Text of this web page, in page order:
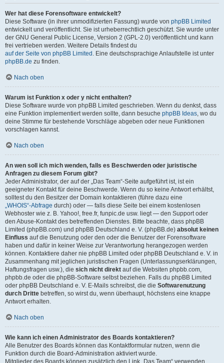
Wer hat diese Forensoftware entwickelt?
Diese Software (in ihrer unmodifizierten Fassung) wurde von phpBB Limited
entwickelt und veröffentlicht. Sie ist urheberrechtlich geschützt. Sie wurde unter
der GNU General Public License, Version 2 (GPL-2.0) veröffentlicht und kann
frei vertrieben werden. Weitere Details findest du
auf der Seite von phpBB Limited . Eine deutschsprachige Anlaufstelle ist unter
phpBB.de zu finden.
Nach oben
Warum ist Funktion x oder y nicht enthalten?
Diese Software wurde von phpBB Limited geschrieben. Wenn du denkst, dass
eine Funktion implementiert werden sollte, dann besuche phpBB Ideas, wo du
deine Stimme für bestehende Vorschläge abgeben oder neue Funktionen
vorschlagen kannst.
Nach oben
An wen soll ich mich wenden, falls es Beschwerden oder juristische
Anfragen zu diesem Forum gibt?
Jeder Administrator, der auf der „Das Team“-Seite aufgeführt ist, ist ein
geeigneter Kontakt für deine Beschwerde. Wenn du so keine Antwort erhältst,
solltest du den Besitzer der Domain kontaktieren (führe dazu eine
„WHOIS“-Abfrage durch) oder — falls diese Seite bei einem kostenlosen
Webhoster wie z. B. Yahoo!, free.fr, funpic.de usw. liegt — den Support oder
den Abuse-Kontakt des betreffenden Dienstes. Bitte beachte, dass phpBB
Limited (phpBB.com) und phpBB Deutschland e. V. (phpBB.de) absolut keinen
Einfluss auf die Benutzung oder den oder die Benutzer der Forensoftware
haben und dafür in keiner Weise zur Verantwortung herangezogen werden
können. Kontaktiere daher nie phpBB Limited oder phpBB Deutschland e. V. in
Zusammenhang mit jeglichen juristischen Fragen (Unterlassungserklärungen,
Haftungsfragen usw.), die sich nicht direkt auf die Websiten phpbb.com,
phpbb.de oder die phpBB-Software selbst beziehen. Falls du phpBB Limited
oder phpBB Deutschland e. V. E-Mails schreibst, die die Softwarenutzung
durch Dritte betreffen, so wirst du, wenn überhaupt, höchstens eine knappe
Antwort erhalten.
Nach oben
Wie kann ich einen Administrator des Boards kontaktieren?
Alle Benutzer des Boards können das Kontaktformular nutzen, wenn die
Funktion durch die Board-Administration aktiviert wurde.
Mitglieder des Boards können zusätzlich den Link „Das Team“ verwenden.